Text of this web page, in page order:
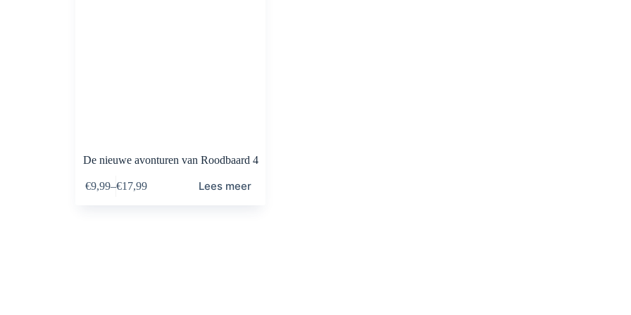
De nieuwe avonturen van Roodbaard 4
€9,99–€17,99 Lees meer